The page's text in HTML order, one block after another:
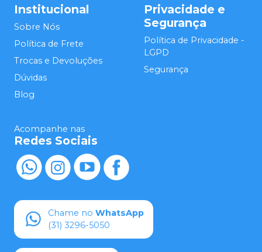
Institucional
Sobre Nós
Política de Frete
Trocas e Devoluções
Dúvidas
Blog
Privacidade e
Segurança
Política de Privacidade -
LGPD
Segurança
Acompanhe nas
Redes Sociais
Chame no WhatsApp
(31) 3296-5050